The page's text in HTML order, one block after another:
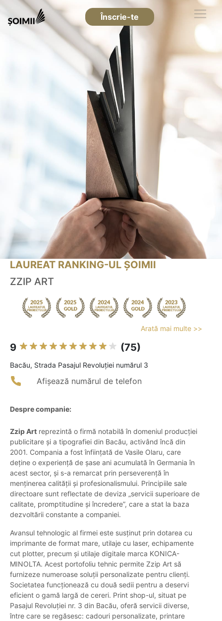
Înscrie-te
LAUREAT RANKING-UL ȘOIMII
ZZIP ART
Arată mai multe >>
9 (75)
Bacău, Strada Pasajul Revoluției numărul 3
Afișează numărul de telefon
Despre companie:
Zzip Art reprezintă o firmă notabilă în domeniul producției
publicitare și a tipografiei din Bacău, activând încă din
2001. Compania a fost înființată de Vasile Olaru, care
deține o experiență de șase ani acumulată în Germania în
acest sector, și s-a remarcat prin perseverență în
menținerea calității și profesionalismului. Principiile sale
directoare sunt reflectate de deviza „servicii superioare de
calitate, promptitudine și încredere”, care a stat la baza
dezvoltării constante a companiei.
Avansul tehnologic al firmei este susținut prin dotarea cu
imprimante de format mare, utilaje cu laser, echipamente
cut plotter, precum și utilaje digitale marca KONICA-
MINOLTA. Acest portofoliu tehnic permite Zzip Art să
furnizeze numeroase soluții personalizate pentru clienți.
Societatea funcționează cu două sedii pentru a deservi
eficient o gamă largă de cereri. Print shop-ul, situat pe
Pasajul Revoluției nr. 3 din Bacău, oferă servicii diverse,
între care se regăsesc: cadouri personalizate, printare